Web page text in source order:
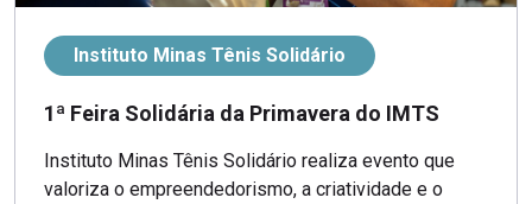
Instituto Minas Tênis Solidário
1ª Feira Solidária da Primavera do IMTS
Instituto Minas Tênis Solidário realiza evento que
valoriza o empreendedorismo, a criatividade e o